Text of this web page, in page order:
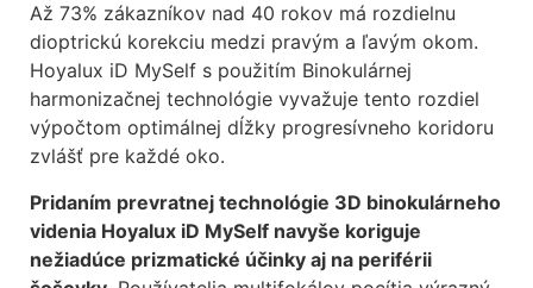
Až 73% zákazníkov nad 40 rokov má rozdielnu
dioptrickú korekciu medzi pravým a ľavým okom.
Hoyalux iD MySelf s použitím Binokulárnej
harmonizačnej technológie vyvažuje tento rozdiel
výpočtom optimálnej dĺžky progresívneho koridoru
zvlášť pre každé oko.
Pridaním prevratnej technológie 3D binokulárneho
videnia Hoyalux iD MySelf navyše koriguje
nežiadúce prizmatické účinky aj na periférii